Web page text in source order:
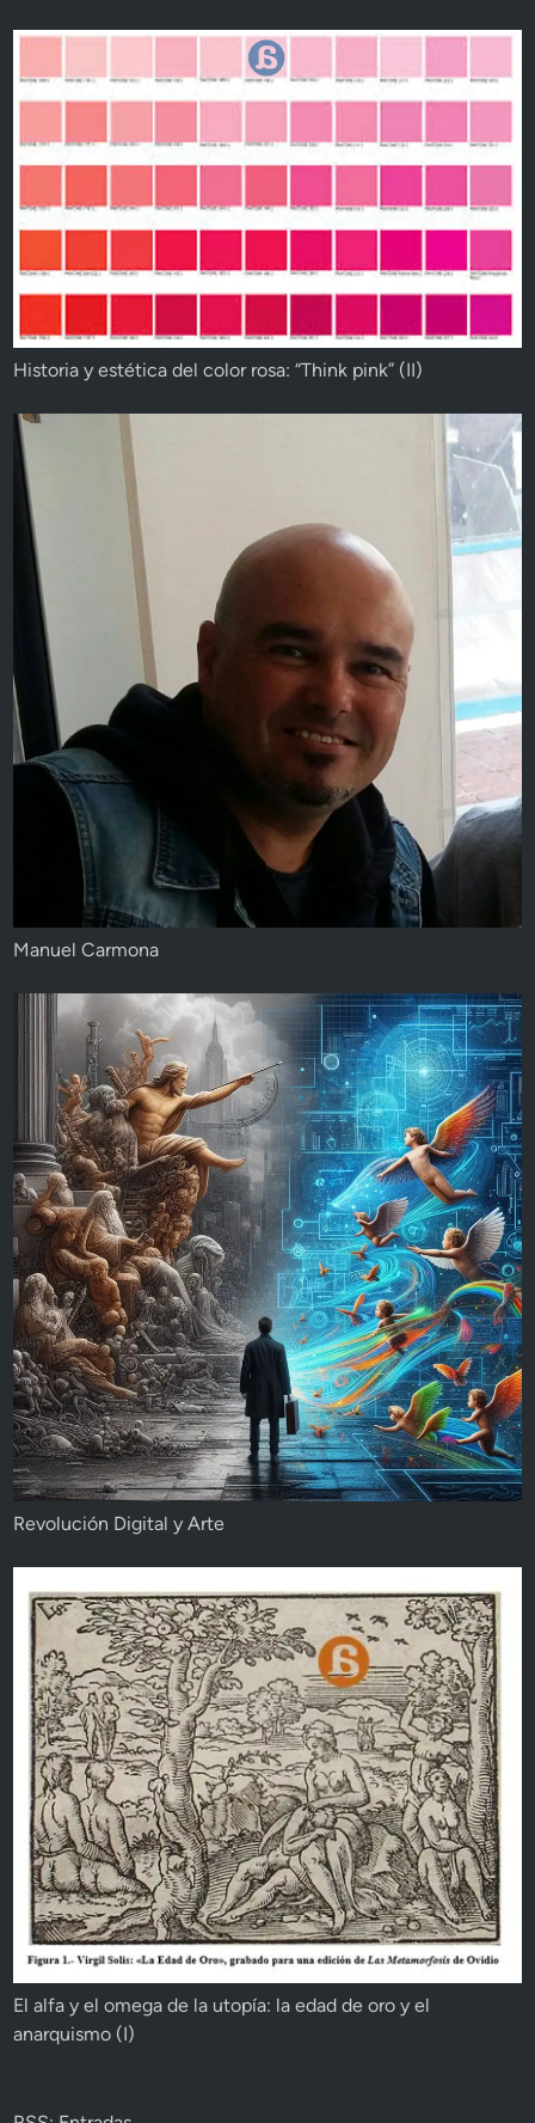
Historia y estética del color rosa: “Think pink” (II)
Manuel Carmona
Revolución Digital y Arte
El alfa y el omega de la utopía: la edad de oro y el
anarquismo (I)